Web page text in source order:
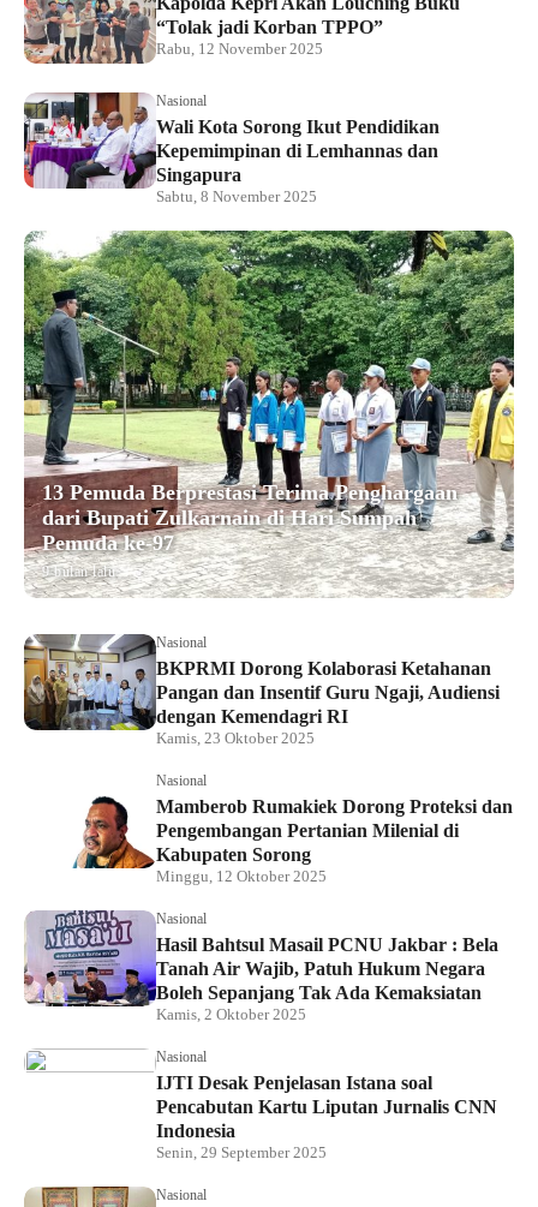
“Tolak jadi Korban TPPO”
Rabu, 12 November 2025
Nasional
Wali Kota Sorong Ikut Pendidikan
Kepemimpinan di Lemhannas dan
Singapura
Sabtu, 8 November 2025
13 Pemuda Berprestasi Terima Penghargaan
dari Bupati Zulkarnain di Hari Sumpah
Pemuda ke-97
9 bulan lalu
Nasional
BKPRMI Dorong Kolaborasi Ketahanan
Pangan dan Insentif Guru Ngaji, Audiensi
dengan Kemendagri RI
Kamis, 23 Oktober 2025
Nasional
Mamberob Rumakiek Dorong Proteksi dan
Pengembangan Pertanian Milenial di
Kabupaten Sorong
Minggu, 12 Oktober 2025
Nasional
Hasil Bahtsul Masail PCNU Jakbar : Bela
Tanah Air Wajib, Patuh Hukum Negara
Boleh Sepanjang Tak Ada Kemaksiatan
Kamis, 2 Oktober 2025
Nasional
IJTI Desak Penjelasan Istana soal
Pencabutan Kartu Liputan Jurnalis CNN
Indonesia
Senin, 29 September 2025
Nasional